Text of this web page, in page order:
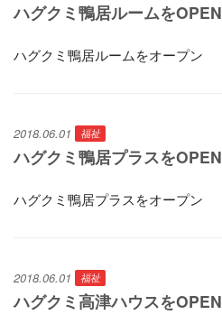
ハグクミ鴨居ルームをOPEN
ハグクミ鴨居ルームをオープン
2018.06.01 福祉
ハグクミ鴨居プラスをOPEN
ハグクミ鴨居プラスをオープン
2018.06.01 福祉
ハグクミ高津ハウスをOPEN